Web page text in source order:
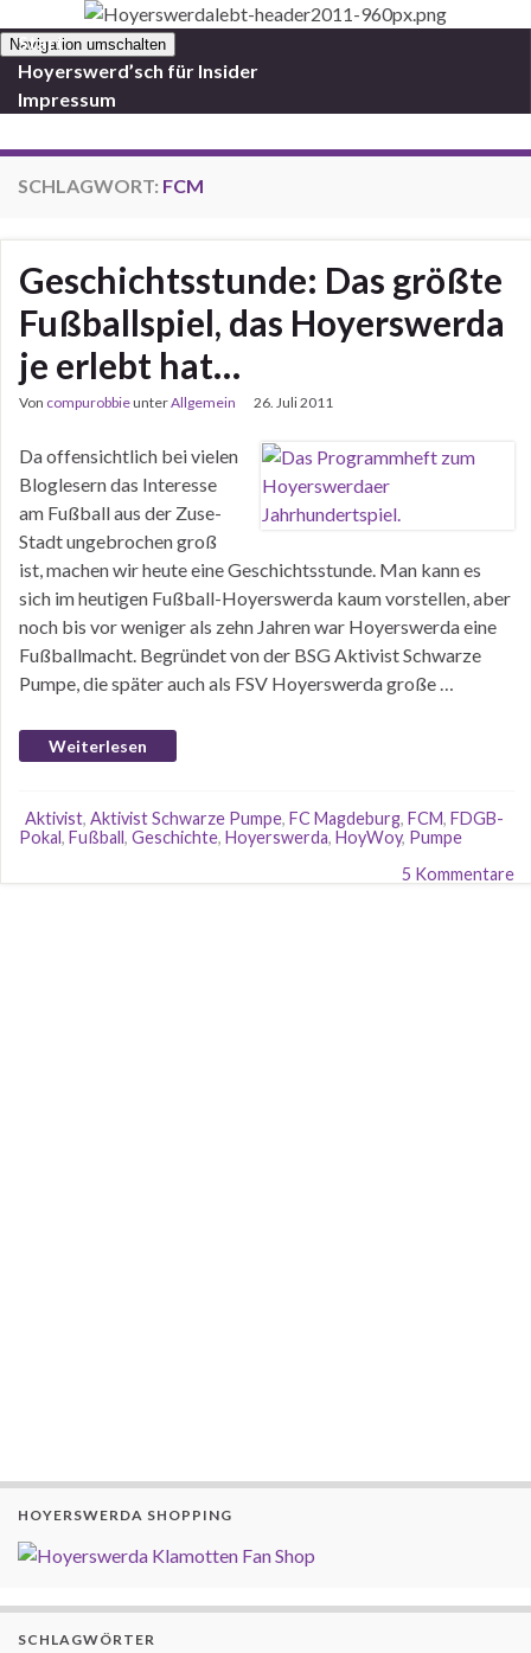
Navigation umschalten
Start
Hoyerswerd’sch für Insider
Impressum
SCHLAGWORT: FCM
Geschichtsstunde: Das größte
Fußballspiel, das Hoyerswerda
je erlebt hat…
Von compurobbieunterAllgemein 26. Juli 2011
Da offensichtlich bei vielen
Bloglesern das Interesse
am Fußball aus der Zuse-
Stadt ungebrochen groß
ist, machen wir heute eine Geschichtsstunde. Man kann es
sich im heutigen Fußball-Hoyerswerda kaum vorstellen, aber
noch bis vor weniger als zehn Jahren war Hoyerswerda eine
Fußballmacht. Begründet von der BSG Aktivist Schwarze
Pumpe, die später auch als FSV Hoyerswerda große …
Weiterlesen
Aktivist, Aktivist Schwarze Pumpe, FC Magdeburg, FCM, FDGB-
Pokal, Fußball, Geschichte, Hoyerswerda, HoyWoy, Pumpe
5 Kommentare
HOYERSWERDA SHOPPING
SCHLAGWÖRTER